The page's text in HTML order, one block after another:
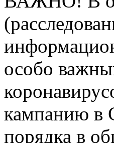
особо
кампанию в
порядка в